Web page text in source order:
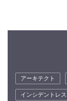
アーキテクト
インシデントレ